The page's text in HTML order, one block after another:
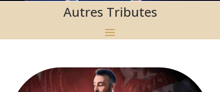
Autres Tributes